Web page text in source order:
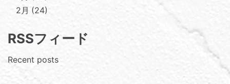
2月
24
RSSフィード
Recent posts